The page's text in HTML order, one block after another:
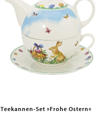
Teekannen-Set »Frohe Ostern«